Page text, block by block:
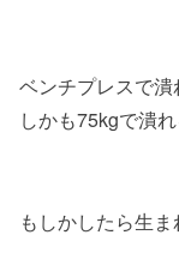
ベンチプレスで潰
しかも75kgで潰れ
もしかしたら生ま